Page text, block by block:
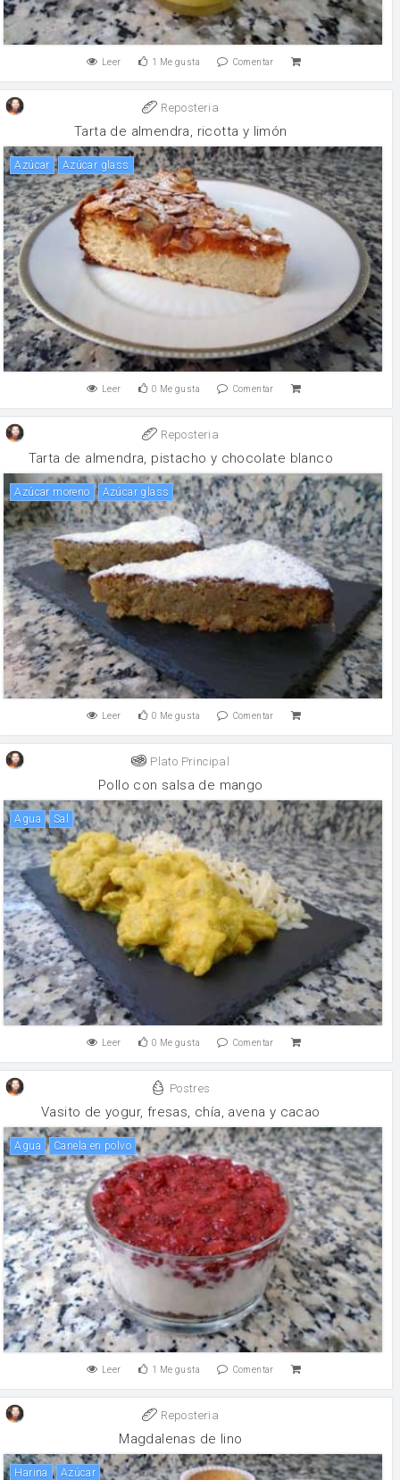
Leer 1 Me gusta Comentar
Reposteria
Tarta de almendra, ricotta y limón
Azúcar Azúcar glass
Leer 0 Me gusta Comentar
Reposteria
Tarta de almendra, pistacho y chocolate blanco
Azúcar moreno Azúcar glass
Leer 0 Me gusta Comentar
Plato Principal
Pollo con salsa de mango
agua sal
Leer 0 Me gusta Comentar
Postres
Vasito de yogur, fresas, chía, avena y cacao
agua canela en polvo
Leer 1 Me gusta Comentar
Reposteria
Magdalenas de lino
harina Azúcar